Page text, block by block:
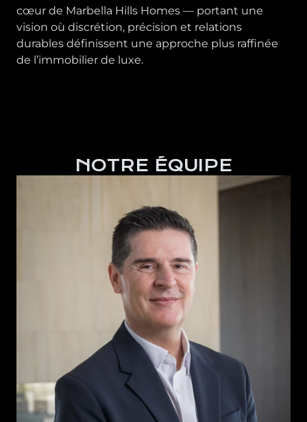
cœur de Marbella Hills Homes — portant une
vision où discrétion, précision et relations
durables définissent une approche plus raffinée
de l’immobilier de luxe.
NOTRE ÉQUIPE